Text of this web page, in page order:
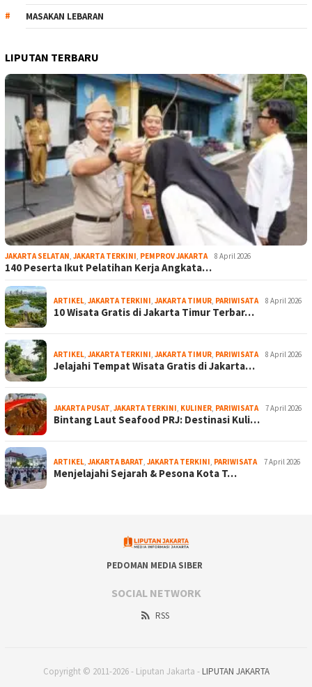
MASAKAN LEBARAN
LIPUTAN TERBARU
JAKARTA SELATAN, JAKARTA TERKINI, PEMPROV JAKARTA 8 April 2026
140 Peserta Ikut Pelatihan Kerja Angkata…
ARTIKEL, JAKARTA TERKINI, JAKARTA TIMUR, PARIWISATA 8 April 2026
10 Wisata Gratis di Jakarta Timur Terbar…
ARTIKEL, JAKARTA TERKINI, JAKARTA TIMUR, PARIWISATA 8 April 2026
Jelajahi Tempat Wisata Gratis di Jakarta…
JAKARTA PUSAT, JAKARTA TERKINI, KULINER, PARIWISATA 7 April 2026
Bintang Laut Seafood PRJ: Destinasi Kuli…
ARTIKEL, JAKARTA BARAT, JAKARTA TERKINI, PARIWISATA 7 April 2026
Menjelajahi Sejarah & Pesona Kota T…
PEDOMAN MEDIA SIBER
SOCIAL NETWORK
RSS
Copyright © 2011-2026 - Liputan Jakarta - LIPUTAN JAKARTA